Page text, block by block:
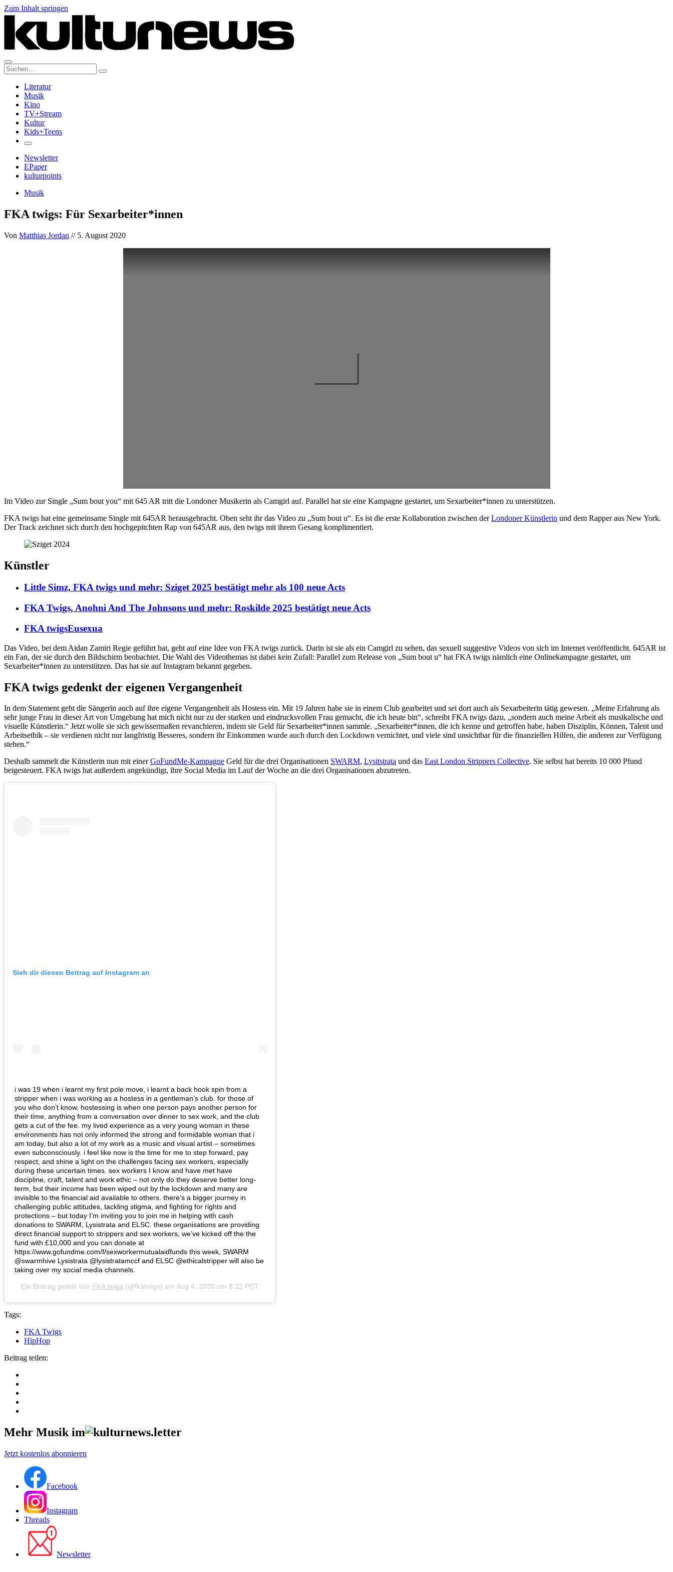
Zum Inhalt springen
Suche:
Literatur
Musik
Kino
TV+Stream
Kultur
Kids+Teens
Newsletter
EPaper
kulturpoints
Musik
FKA twigs: Für Sexarbeiter*innen
Von Matthias Jordan // 5. August 2020
Im Video zur Single „Sum bout you“ mit 645 AR tritt die Londoner Musikerin als Camgirl auf. Parallel hat sie eine Kampagne gestartet, um Sexarbeiter*innen zu unterstützen.
FKA twigs hat eine gemeinsame Single mit 645AR herausgebracht. Oben seht ihr das Video zu „Sum bout u“. Es ist die erste Kollaboration zwischen derLondoner Künstlerin und dem Rapper aus New York.
Der Track zeichnet sich durch den hochgepitchten Rap von 645AR aus, den twigs mit ihrem Gesang komplimentiert.
Künstler
Little Simz, FKA twigs und mehr: Sziget 2025 bestätigt mehr als 100 neue Acts
FKA Twigs, Anohni And The Johnsons und mehr: Roskilde 2025 bestätigt neue Acts
FKA twigsEusexua
Das Video, bei dem Aidan Zamiri Regie geführt hat, geht auf eine Idee von FKA twigs zurück. Darin ist sie als ein Camgirl zu sehen, das sexuell suggestive Videos von sich im Internet veröffentlicht. 645AR ist
ein Fan, der sie durch den Bildschirm beobachtet. Die Wahl des Videothemas ist dabei kein Zufall: Parallel zum Release von „Sum bout u“ hat FKA twigs nämlich eine Onlinekampagne gestartet, um
Sexarbeiter*innen zu unterstützen. Das hat sie auf Instagram bekannt gegeben.
FKA twigs gedenkt der eigenen Vergangenheit
In dem Statement geht die Sängerin auch auf ihre eigene Vergangenheit als Hostess ein. Mit 19 Jahren habe sie in einem Club gearbeitet und sei dort auch als Sexarbeiterin tätig gewesen. „Meine Erfahrung als
sehr junge Frau in dieser Art von Umgebung hat mich nicht nur zu der starken und eindrucksvollen Frau gemacht, die ich heute bin“, schreibt FKA twigs dazu, „sondern auch meine Arbeit als musikalische und
visuelle Künstlerin.“ Jetzt wolle sie sich gewissermaßen revanchieren, indem sie Geld für Sexarbeiter*innen sammle. „Sexarbeiter*innen, die ich kenne und getroffen habe, haben Disziplin, Können, Talent und
Arbeitsethik – sie verdienen nicht nur langfristig Besseres, sondern ihr Einkommen wurde auch durch den Lockdown vernichtet, und viele sind unsichtbar für die finanziellen Hilfen, die anderen zur Verfügung
stehen.“
Deshalb sammelt die Künstlerin nun mit einerGoFundMe-Kampagne Geld für die drei Organisationen SWARM, Lysitstrata und das East London Strippers Collective. Sie selbst hat bereits 10 000 Pfund
beigesteuert. FKA twigs hat außerdem angekündigt, ihre Social Media im Lauf der Woche an die drei Organisationen abzutreten.
Sieh dir diesen Beitrag auf Instagram an
i was 19 when i learnt my first pole move, i learnt a back hook spin from a
stripper when i was working as a hostess in a gentleman’s club. for those of
you who don’t know, hostessing is when one person pays another person for
their time, anything from a conversation over dinner to sex work, and the club
gets a cut of the fee. my lived experience as a very young woman in these
environments has not only informed the strong and formidable woman that i
am today, but also a lot of my work as a music and visual artist – sometimes
even subconsciously. i feel like now is the time for me to step forward, pay
respect, and shine a light on the challenges facing sex workers, especially
during these uncertain times. sex workers I know and have met have
discipline, craft, talent and work ethic – not only do they deserve better long-
term, but their income has been wiped out by the lockdown and many are
invisible to the financial aid available to others. there’s a bigger journey in
challenging public attitudes, tackling stigma, and fighting for rights and
protections – but today I’m inviting you to join me in helping with cash
donations to SWARM, Lysistrata and ELSC. these organisations are providing
direct financial support to strippers and sex workers, we’ve kicked off the the
fund with £10,000 and you can donate at
https://www.gofundme.com/f/sexworkermutualaidfunds this week, SWARM
@swarmhive Lysistrata @lysistratamccf and ELSC @ethicalstripper will also be
taking over my social media channels.
Ein Beitrag geteilt von FKA twigs (@fkatwigs) am Aug 4, 2020 um 8:22 PDT
Tags:
FKA Twigs
HipHop
Beitrag teilen:
Mehr Musik im
Jetzt kostenlos abonnieren
Facebook
Instagram
Threads
Newsletter